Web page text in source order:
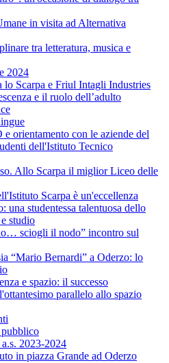
in visita ad Alternativa
tra letteratura, musica e
2024
lo Scarpa e Friul Intagli Industries
e il ruolo dell’adulto
orientamento con le aziende del
dell'Istituto Tecnico
Allo Scarpa il miglior Liceo delle
Scarpa è un'eccellenza
una studentessa talentuosa dello
studio
sciogli il nodo” incontro sul
“Mario Bernardi” a Oderzo: lo
e spazio: il successo
parallelo allo spazio
2023-2024
in piazza Grande ad Oderzo